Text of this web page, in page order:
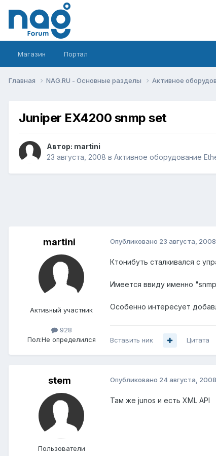
Магазин Портал
Главная NAG.RU - Основные разделы Активное
Juniper EX4200 snmp set
Автор: martini
23 августа, 2008 в Активное оборудование
martini
Активный участник
928
Пол:Не определился
Опубликовано 23 августа, 2008
Ктонибуть сталкивался с
Имеется ввиду именно
Особенно интересует
Вставить ник Цитата
stem
Пользователи
Опубликовано 24 августа, 2008
Там же junos и есть XML API